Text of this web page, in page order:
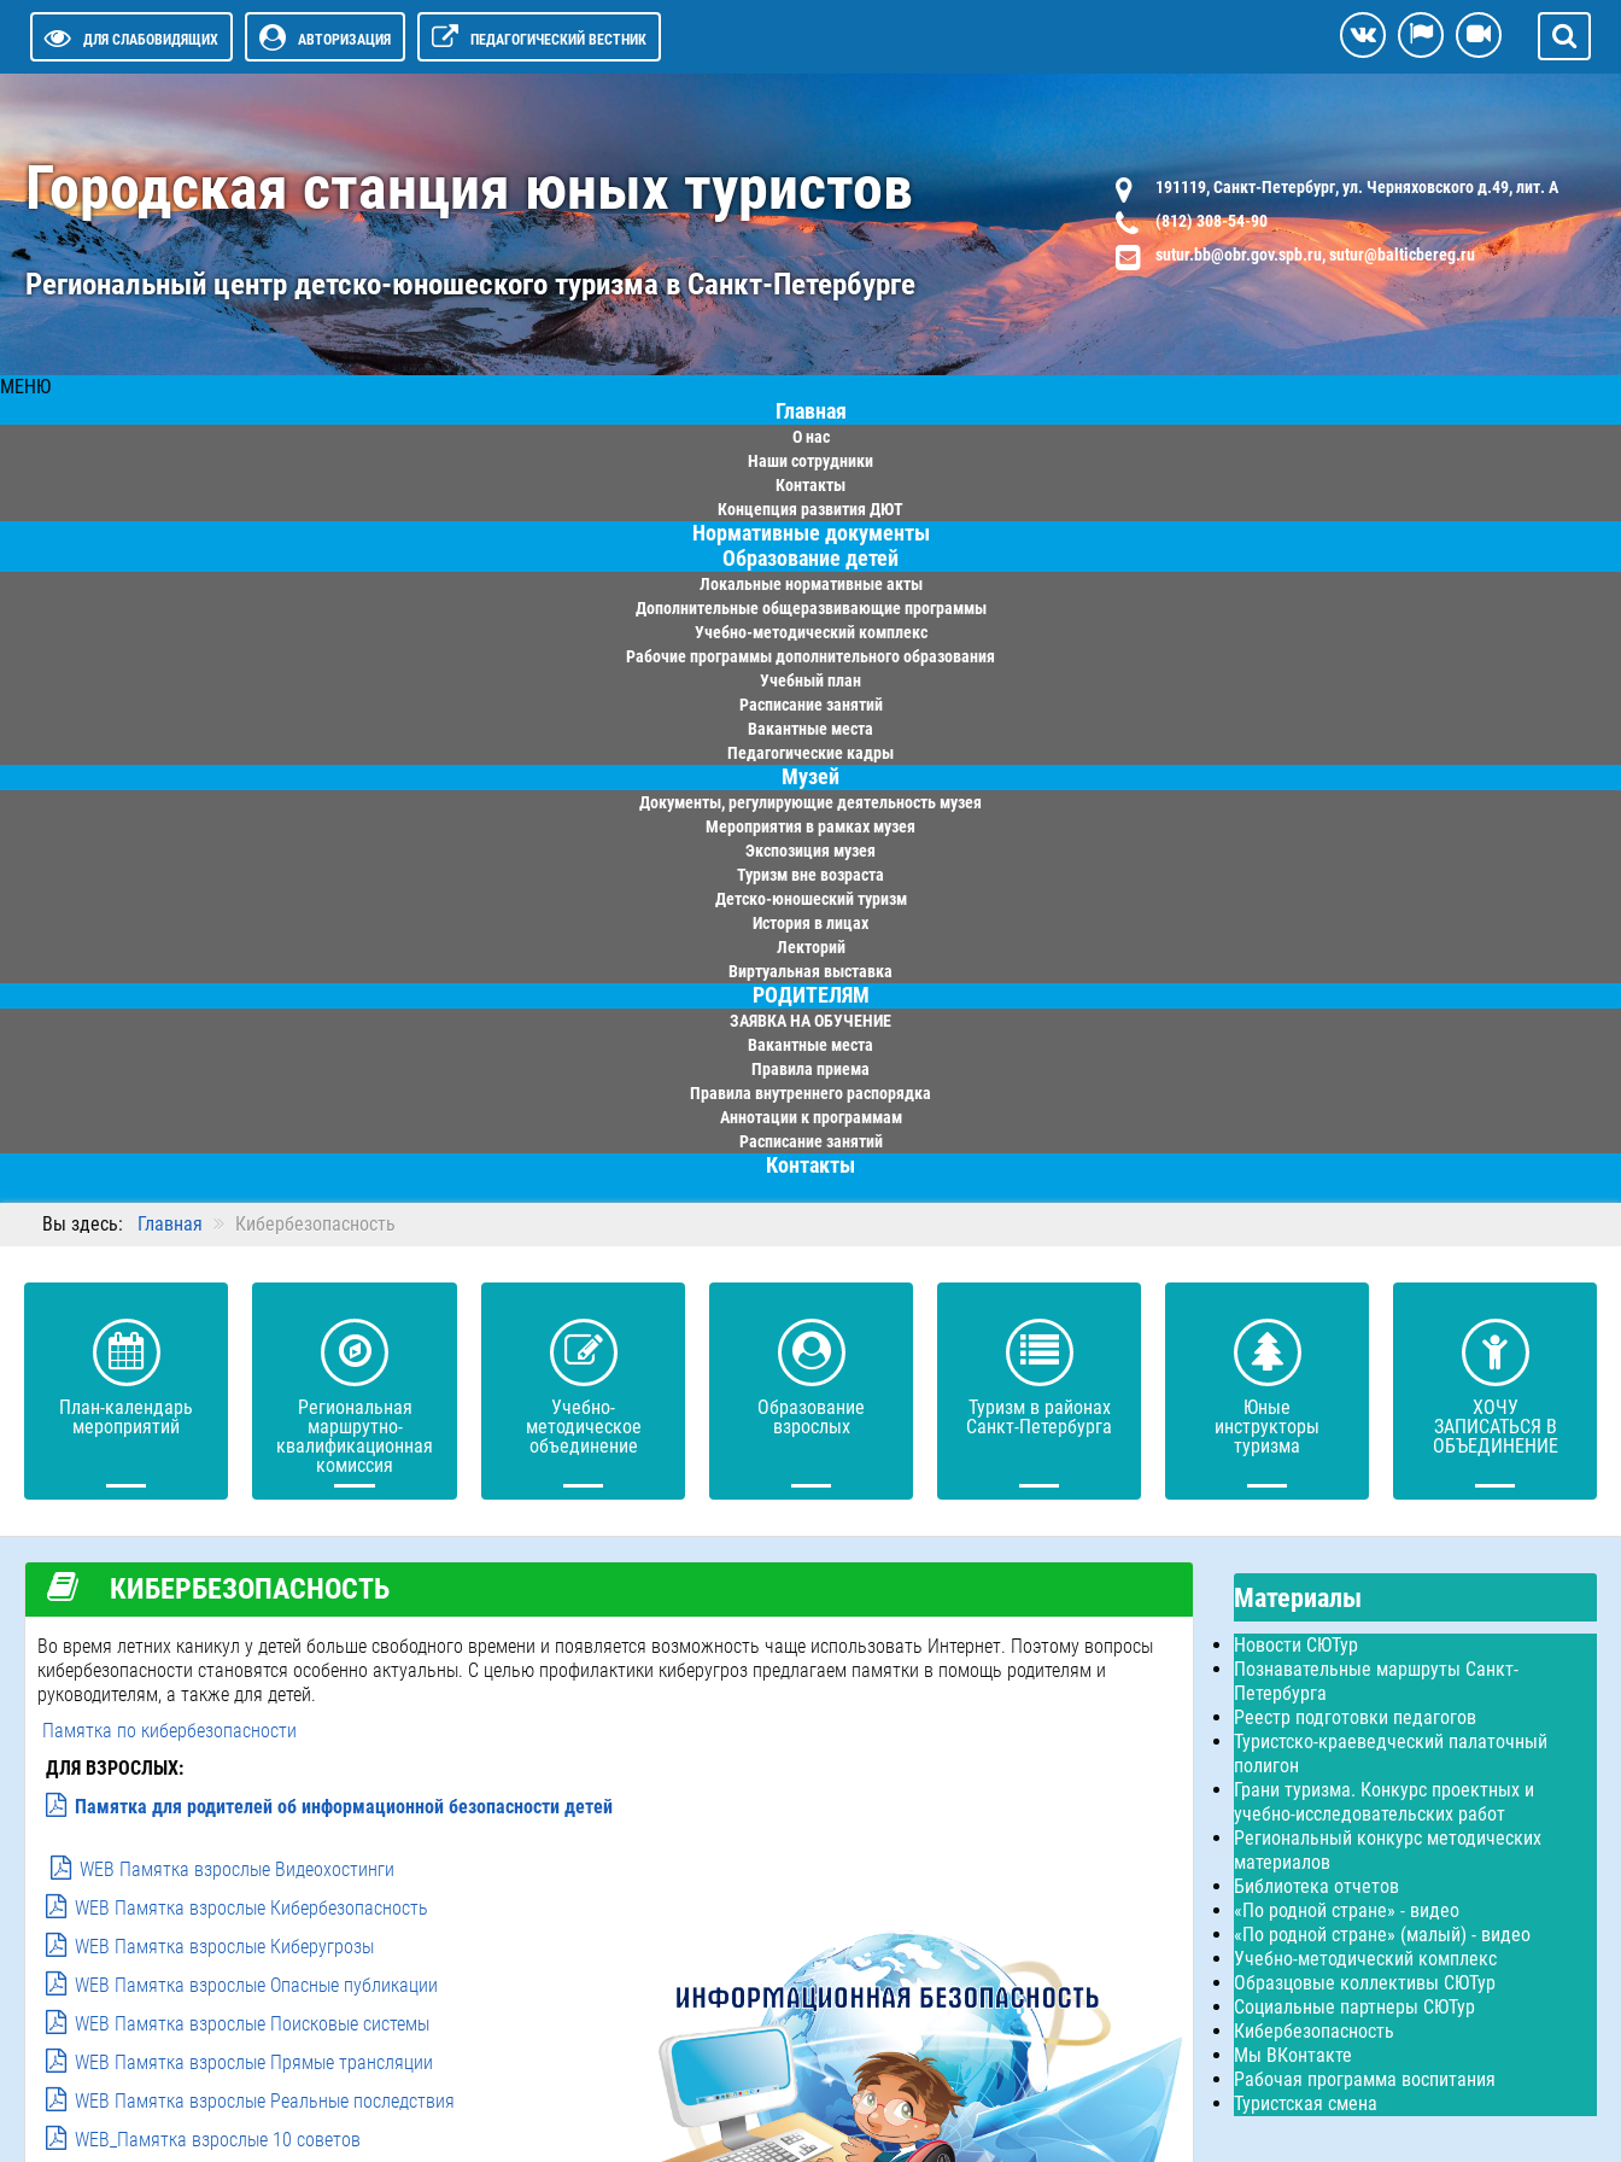
ДЛЯ СЛАБОВИДЯЩИХ АВТОРИЗАЦИЯ ПЕДАГОГИЧЕСКИЙ ВЕСТНИК
Городская станция юных туристов
Региональный центр детско-юношеского туризма в Санкт-Петербурге
191119, Санкт-Петербург, ул. Черняховского д.49, лит. А
(812) 308-54-90
sutur.bb@obr.gov.spb.ru, sutur@balticbereg.ru
МЕНЮ
Главная
О нас
Наши сотрудники
Контакты
Концепция развития ДЮТ
Нормативные документы
Образование детей
Локальные нормативные акты
Дополнительные общеразвивающие программы
Учебно-методический комплекс
Рабочие программы дополнительного образования
Учебный план
Расписание занятий
Вакантные места
Педагогические кадры
Музей
Документы, регулирующие деятельность музея
Мероприятия в рамках музея
Экспозиция музея
Туризм вне возраста
Детско-юношеский туризм
История в лицах
Лекторий
Виртуальная выставка
РОДИТЕЛЯМ
ЗАЯВКА НА ОБУЧЕНИЕ
Вакантные места
Правила приема
Правила внутреннего распорядка
Аннотации к программам
Расписание занятий
Контакты
Вы здесь: Главная Кибербезопасность
План-календарь
мероприятий
Региональная
маршрутно-
квалификационная
комиссия
Учебно-
методическое
объединение
Образование
взрослых
Туризм в районах
Санкт-Петербурга
Юные
инструкторы
туризма
ХОЧУ
ЗАПИСАТЬСЯ В
ОБЪЕДИНЕНИЕ
КИБЕРБЕЗОПАСНОСТЬ
Во время летних каникул у детей больше свободного времени и появляется возможность чаще использовать Интернет. Поэтому вопросы
кибербезопасности становятся особенно актуальны. С целью профилактики киберугроз предлагаем памятки в помощь родителям и
руководителям, а также для детей.
Памятка по кибербезопасности
ДЛЯ ВЗРОСЛЫХ:
Памятка для родителей об информационной безопасности детей
WEB Памятка взрослые Видеохостинги
WEB Памятка взрослые Кибербезопасность
WEB Памятка взрослые Киберугрозы
WEB Памятка взрослые Опасные публикации
WEB Памятка взрослые Поисковые системы
WEB Памятка взрослые Прямые трансляции
WEB Памятка взрослые Реальные последствия
WEB_Памятка взрослые 10 советов
Материалы
Новости СЮТур
Познавательные маршруты Санкт-
Петербурга
Реестр подготовки педагогов
Туристско-краеведческий палаточный
полигон
Грани туризма. Конкурс проектных и
учебно-исследовательских работ
Региональный конкурс методических
материалов
Библиотека отчетов
«По родной стране» - видео
«По родной стране» (малый) - видео
Учебно-методический комплекс
Образцовые коллективы СЮТур
Социальные партнеры СЮТур
Кибербезопасность
Мы ВКонтакте
Рабочая программа воспитания
Туристская смена